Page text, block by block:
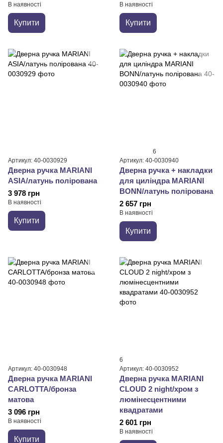
В наявності
Купити
В наявності
Купити
Артикул: 40-0030929
Дверна ручка MARIANI
ASIA/латунь полірована
3 978 грн
В наявності
Купити
6
Артикул: 40-0030940
Дверна ручка + накладки
для циліндра MARIANI
BONN/латунь полірована
2 657 грн
В наявності
Купити
Артикул: 40-0030948
Дверна ручка MARIANI
CARLOTTA/бронза
матова
3 096 грн
В наявності
Купити
6
Артикул: 40-0030952
Дверна ручка MARIANI
CLOUD 2 night/хром з
люмінесцентними
квадратами
2 601 грн
В наявності